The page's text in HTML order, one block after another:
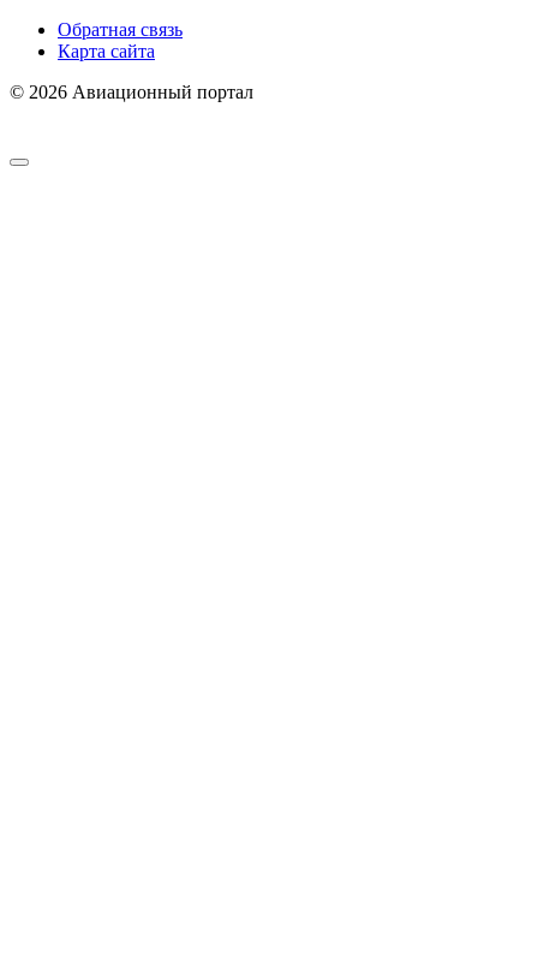
Обратная связь
Карта сайта
© 2026 Авиационный портал